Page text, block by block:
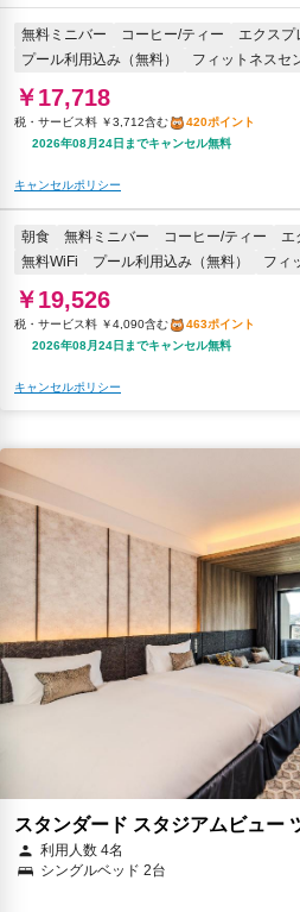
無料ミニバー コーヒー/ティー エクスプ
プール利用込み（無料）
フィットネスセ
￥17,718
税・サービス料 ￥3,712含む
420ポイント
2026年08月24日までキャンセル無料
キャンセルポリシー
朝食 無料ミニバー コーヒー/ティー
エ
無料WiFi
プール利用込み（無料） フィ
￥19,526
税・サービス料 ￥4,090含む
463ポイント
2026年08月24日までキャンセル無料
キャンセルポリシー
スタンダード スタジアムビュー
利用人数 4名
シングルベッド 2台